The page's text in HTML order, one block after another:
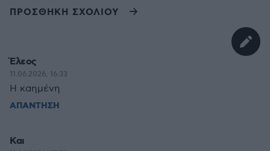
ΠΡΟΣΘΗΚΗ ΣΧΟΛΙΟΥ
Έλεος
11.06.2026, 16:33
Η καημένη
ΑΠΑΝΤΗΣΗ
Και